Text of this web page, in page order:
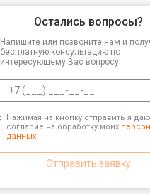
Остались вопросы?
Напишите или позвоните нам и
бесплатную консультацию по
интересующему Вас вопросу.
Нажимая на кнопку отправить я
согласие на обработку моих
данных.
Отправить заявку